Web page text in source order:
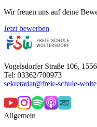
Wir freuen uns auf deine
Jetzt bewerben
Vogelsdorfer Straße 106,
Tel: 03362/700973
sekretariat@freie-schule-
Allgemein